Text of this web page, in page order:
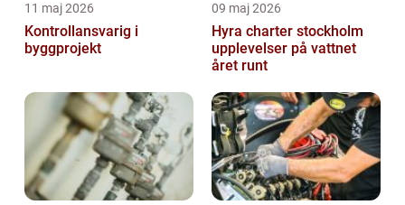
11 maj 2026
Kontrollansvarig i
byggprojekt
09 maj 2026
Hyra charter stockholm
upplevelser på vattnet
året runt